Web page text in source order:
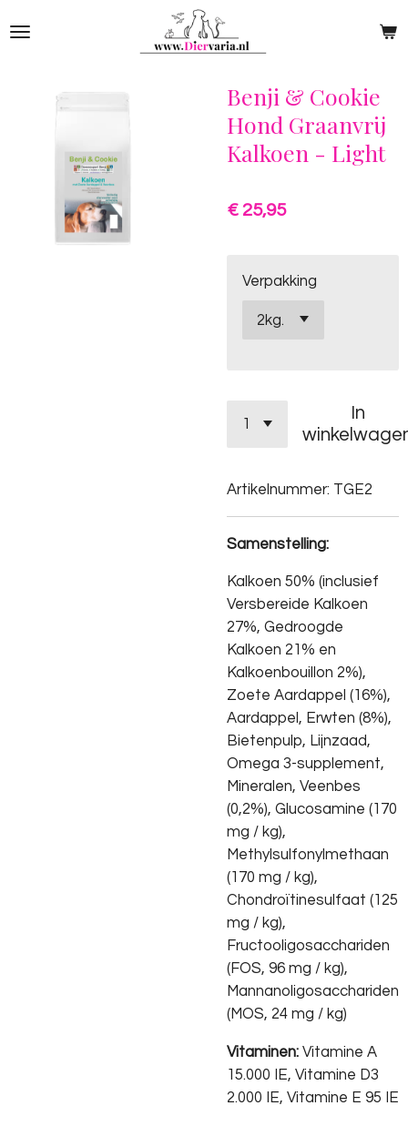
direct
hoofdinhoud
Benji & Cookie
Hond Graanvrij
Kalkoen - Light
€ 25,95
Verpakking
In
Artikelnummer: TGE2
Samenstelling:
Kalkoen 50% (inclusief
Versbereide Kalkoen
27%, Gedroogde
Kalkoen 21% en
Kalkoenbouillon 2%),
Zoete Aardappel (16%),
Aardappel, Erwten (8%),
Bietenpulp, Lijnzaad,
Omega 3-supplement,
Mineralen, Veenbes
(0,2%), Glucosamine (170
mg / kg),
Methylsulfonylmethaan
(170 mg / kg),
Chondroïtinesulfaat (125
mg / kg),
Fructooligosacchariden
(FOS, 96 mg / kg),
Mannanoligosacchariden
(MOS, 24 mg / kg)
Vitaminen: Vitamine A
15.000 IE, Vitamine D3
2.000 IE, Vitamine E 95 IE